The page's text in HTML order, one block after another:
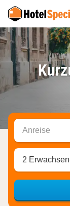
Anreise
2